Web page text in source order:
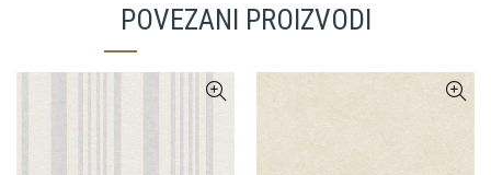
POVEZANI PROIZVODI